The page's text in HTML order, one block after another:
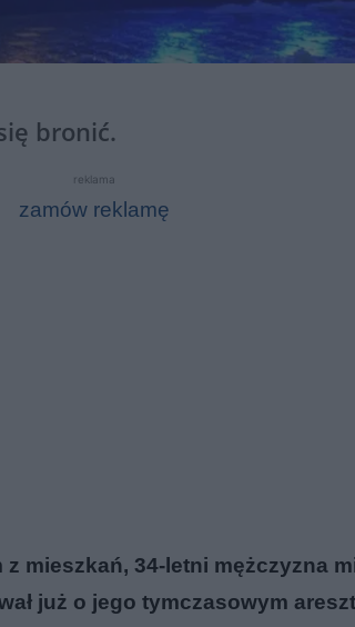
bronić.
reklama
zamów reklamę
mieszkań, 34-letni mężczyzna
już o jego tymczasowym